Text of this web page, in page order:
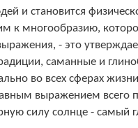
и становится
к многообразию,
- это
саманные и
во всех сферах
выражением
силу солнце - самый